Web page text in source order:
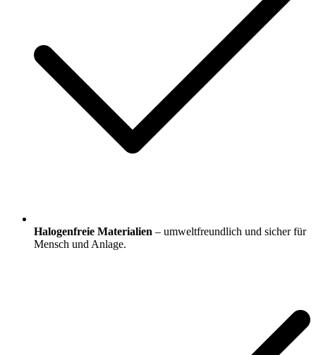
Halogenfreie Materialien – umweltfreundlich und sicher für
Mensch und Anlage.